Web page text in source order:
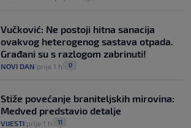
Vučković: Ne postoji hitna sanacija
ovakvog heterogenog sastava otpada.
Građani su s razlogom zabrinuti!
NOVI DAN prije 1 h 0
Stiže povećanje braniteljskih mirovina:
Medved predstavio detalje
VIJESTI prije 1 h 11